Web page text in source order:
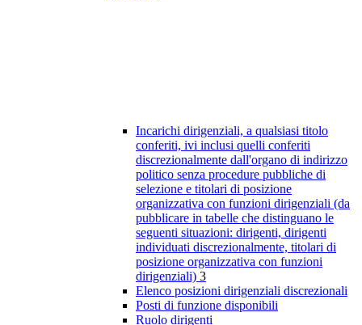
Incarichi dirigenziali, a qualsiasi titolo
conferiti, ivi inclusi quelli conferiti
discrezionalmente dall'organo di indirizzo
politico senza procedure pubbliche di
selezione e titolari di posizione
organizzativa con funzioni dirigenziali (da
pubblicare in tabelle che distinguano le
seguenti situazioni: dirigenti, dirigenti
individuati discrezionalmente, titolari di
posizione organizzativa con funzioni
dirigenziali) 3
Elenco posizioni dirigenziali discrezionali
Posti di funzione disponibili
Ruolo dirigenti